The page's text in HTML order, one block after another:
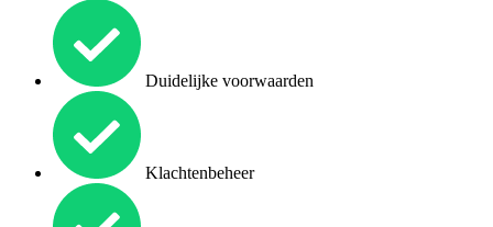
Duidelijke voorwaarden
Klachtenbeheer